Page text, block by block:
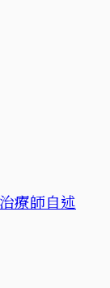
療師自述